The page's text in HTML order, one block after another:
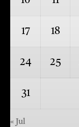
17 18
24 25
31
« Jul